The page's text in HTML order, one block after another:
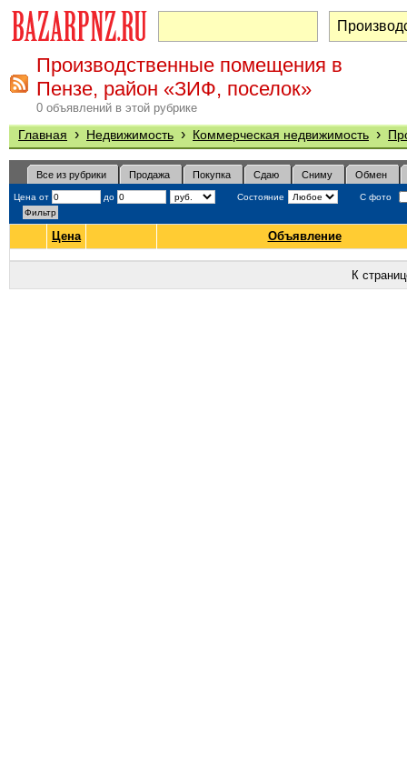
Производственные помещения в
Пензе, район «ЗИФ, поселок»
0 объявлений в этой рубрике
Главная › Недвижимость › Коммерческая недвижимость ›
Все из рубрики Продажа Покупка Сдаю Сниму Обмен
Цена от до Состояние С фото
Цена Объявление
К